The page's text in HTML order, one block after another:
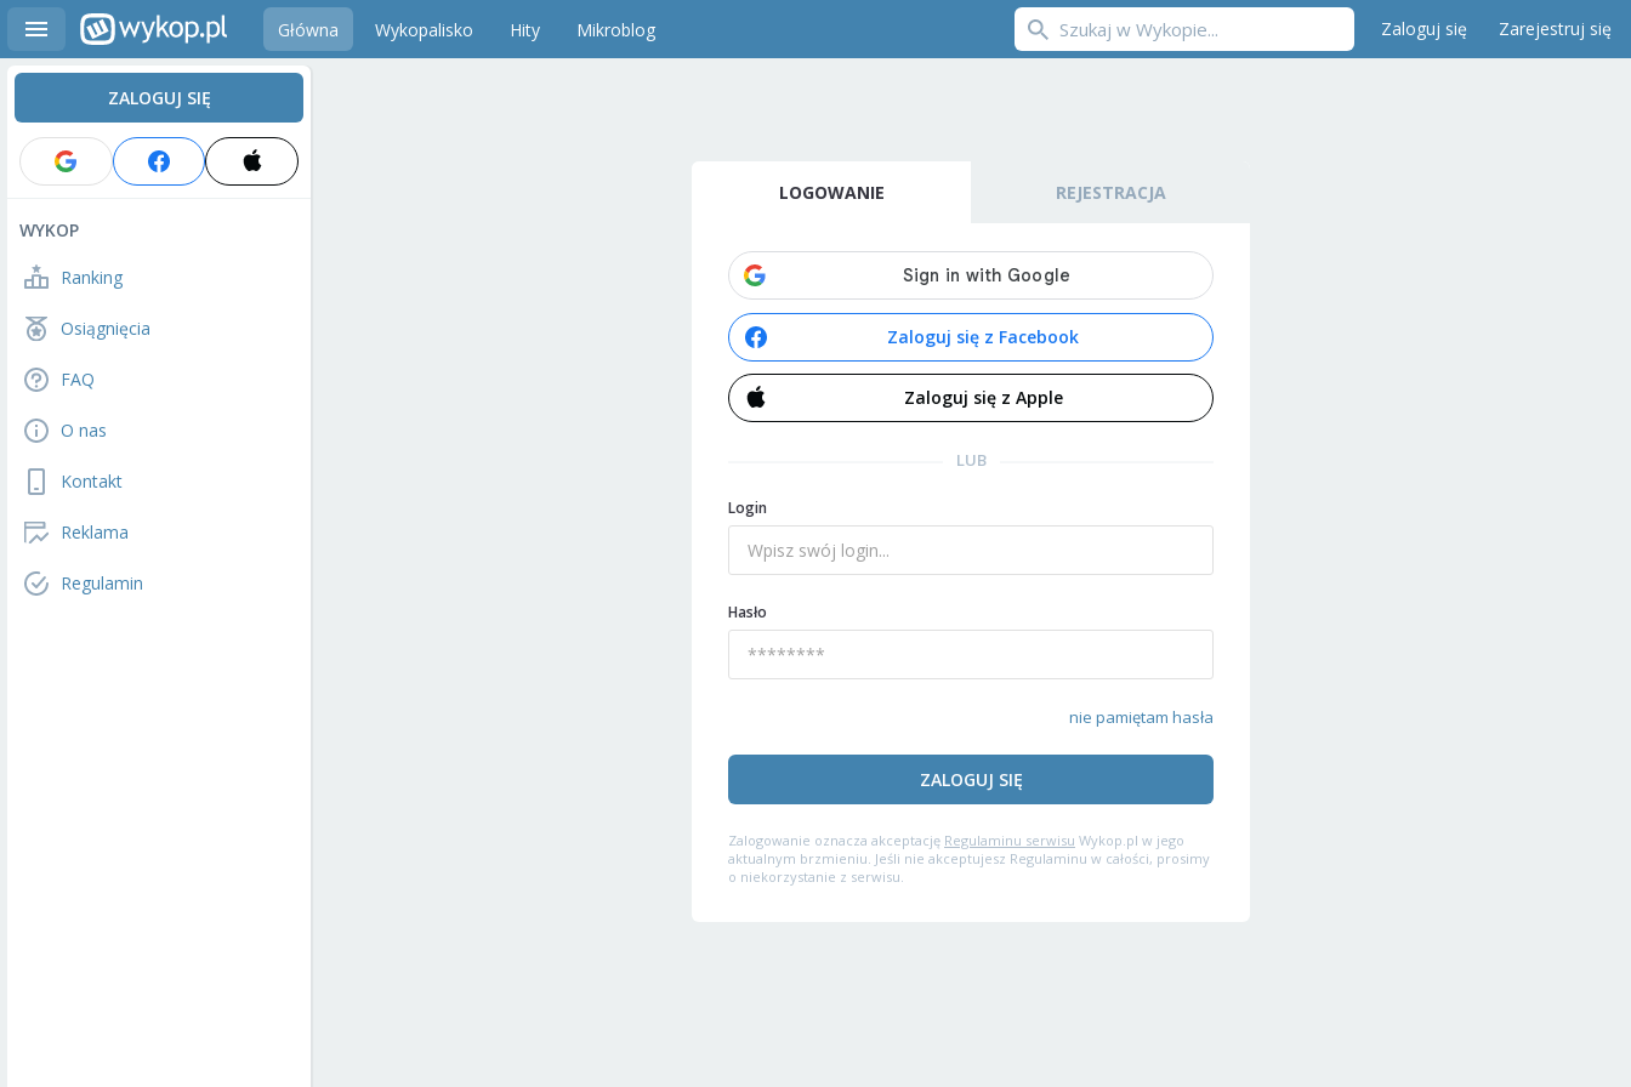
Główna Wykopalisko Hity Mikroblog Zaloguj się Zarejestruj się
ZALOGUJ SIĘ
WYKOP
Ranking
Osiągnięcia
FAQ
O nas
Kontakt
Reklama
Regulamin
LOGOWANIE REJESTRACJA
Zaloguj się z Facebook
Zaloguj się z Apple
LUB
Login
Hasło
nie pamiętam hasła
ZALOGUJ SIĘ
Zalogowanie oznacza akceptację Regulaminu serwisu Wykop.pl w jego
aktualnym brzmieniu. Jeśli nie akceptujesz Regulaminu w całości, prosimy
o niekorzystanie z serwisu.